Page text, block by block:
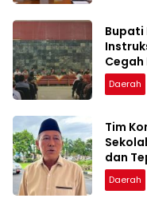
Bupati
Cegah
Daerah
Tim
dan
Daerah